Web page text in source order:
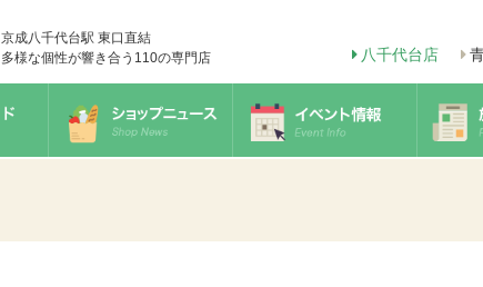
京成八千代台駅 東口直結
多様な個性が響き合う110の専門店
八千代台店